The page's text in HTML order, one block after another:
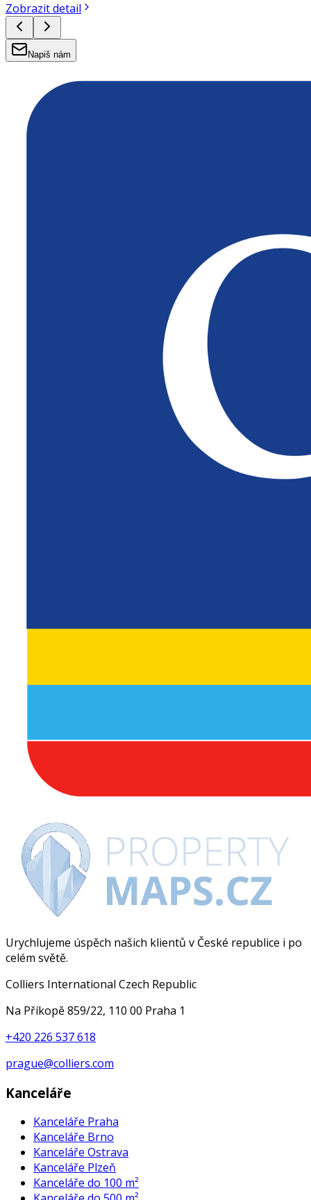
Zobrazit detail
Napiš nám
Urychlujeme úspěch našich klientů v České republice i po
celém světě.
Colliers International Czech Republic
Na Příkopě 859/22, 110 00 Praha 1
+420 226 537 618
prague@colliers.com
Kanceláře
Kanceláře Praha
Kanceláře Brno
Kanceláře Ostrava
Kanceláře Plzeň
Kanceláře do 100 m²